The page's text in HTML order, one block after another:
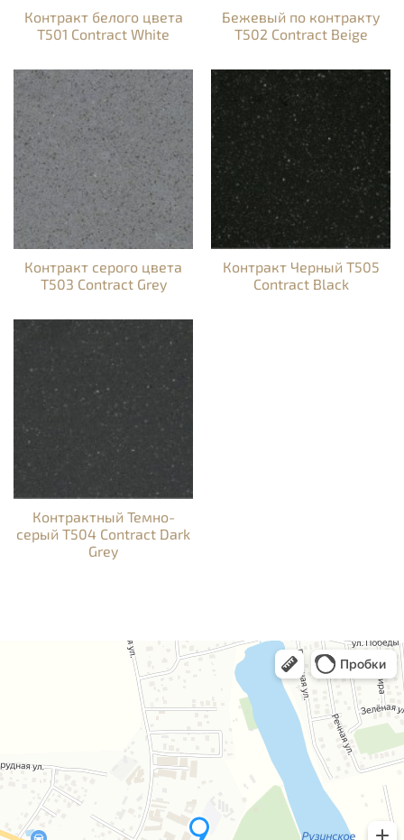
Контракт белого цвета
T501 Contract White
Бежевый по контракту
T502 Contract Beige
Контракт серого цвета
T503 Contract Grey
Контракт Черный T505
Contract Black
Контрактный Темно-
серый T504 Contract Dark
Grey